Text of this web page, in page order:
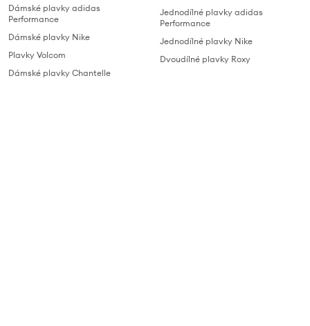
Dámské plavky adidas
Performance
Dámské plavky Nike
Plavky Volcom
Dámské plavky Chantelle
Jednodílné plavky adidas
Performance
Jednodílné plavky Nike
Dvoudílné plavky Roxy